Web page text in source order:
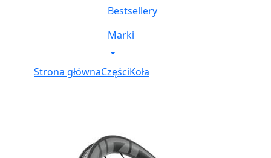
Bestsellery
Marki
Strona głównaCzęściKoła